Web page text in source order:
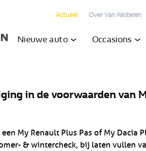
Actueel Over Van Kesteren
Nieuwe auto Occasions
in de voorwaarden van
My Renault Plus Pas of My Dacia
& wintercheck, bij laten vullen